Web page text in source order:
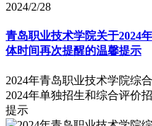
2024/2/28
青岛职业技术学院关于2024
体时间再次提醒的温馨提示
2024年青岛职业技术学院综
2024年单独招生和综合评价
提示